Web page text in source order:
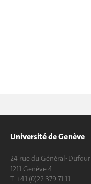
Université de Genève
24 rue du Général-Dufour
1211 Genève 4
T. +41 (0)22 379 71 11